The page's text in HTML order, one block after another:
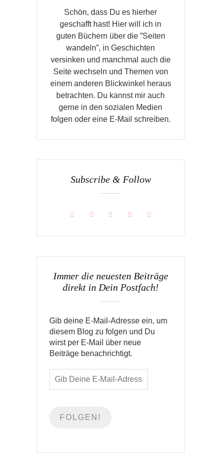
Schön, dass Du es hierher
geschafft hast! Hier will ich in
guten Büchern über die ”Seiten
wandeln”, in Geschichten
versinken und manchmal auch die
Seite wechseln und Themen von
einem anderen Blickwinkel heraus
betrachten. Du kannst mir auch
gerne in den sozialen Medien
folgen oder eine E-Mail schreiben.
Subscribe & Follow
Immer die neuesten Beiträge
direkt in Dein Postfach!
Gib deine E-Mail-Adresse ein, um
diesem Blog zu folgen und Du
wirst per E-Mail über neue
Beiträge benachrichtigt.